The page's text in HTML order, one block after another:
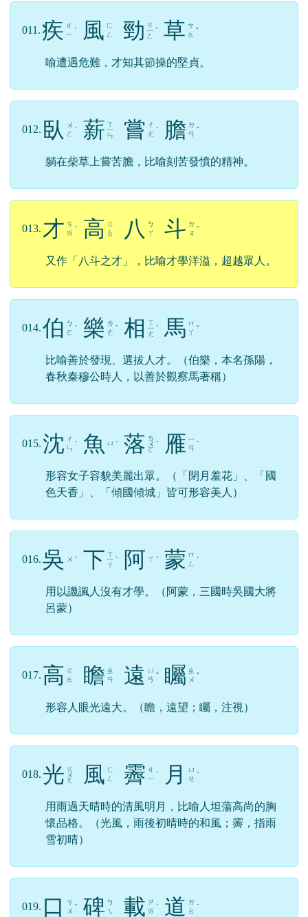
011.疾 ㄐ
ㄧ ˊ 風 ㄈ
ㄥ
勁 ㄐ
ㄧ
ㄥ
ˋ 草 ㄘ
ㄠ ˇ
喻遭遇危難，才知其節操的堅貞。
012. 臥
ㄨ
ㄛ ˋ 薪 ㄒ
ㄧ
ㄣ 嘗 ㄔ
ㄤ ˊ 膽 ㄉ
ㄢ ˇ
躺在柴草上嘗苦膽，比喻刻苦發憤的精神。
013.才 ㄘ
ㄞ ˊ 高 ㄍ
ㄠ
八
ㄅ
ㄚ
斗 ㄉ
ㄡ ˇ
又作「八斗之才」，比喻才學洋溢，超越眾人。
014.伯 ㄅ
ㄛ ˊ 樂 ㄌ
ㄜ ˋ 相 ㄒ
ㄧ
ㄤ
ˋ 馬 ㄇ
ㄚ ˇ
比喻善於發現、選拔人才。（伯樂，本名孫陽，
春秋秦穆公時人，以善於觀察馬著稱）
015.沈 ㄔ
ㄣ ˊ 魚 ㄩ ˊ 落 ㄌ
ㄨ
ㄛ
ˋ 雁 ㄧ
ㄢ ˋ
形容女子容貌美麗出眾。（「閉月羞花」、「國
色天香」、「傾國傾城」皆可形容美人）
016.吳 ㄨ ˊ 下 ㄒ
ㄧ
ㄚ
ˋ 阿 ㄚ ˋ 蒙 ㄇ
ㄥ
ˊ
用以譏諷人沒有才學。（阿蒙，三國時吳國大將
呂蒙）
017. 高 ㄍ
ㄠ
瞻 ㄓ
ㄢ
遠 ㄩ
ㄢ ˇ 矚 ㄓ
ㄨ ˇ
形容人眼光遠大。（瞻，遠望；矚，注視）
018. 光 ㄍ
ㄨ
ㄤ 風 ㄈ
ㄥ
霽 ㄐ
ㄧ ˋ 月
ㄩ
ㄝ ˋ
用雨過天晴時的清風明月，比喻人坦蕩高尚的胸
懷品格。（光風，雨後初晴時的和風；霽，指雨
雪初晴）
019. 口
ㄎ
ㄡ ˇ 碑 ㄅ
ㄟ
載 ㄗ
ㄞ ˋ 道 ㄉ
ㄠ ˋ